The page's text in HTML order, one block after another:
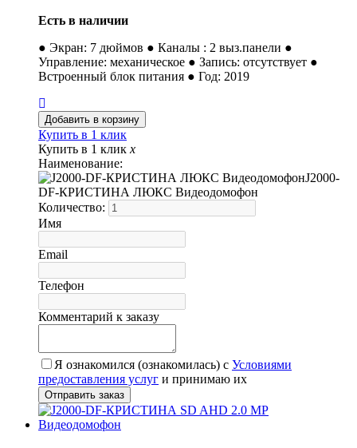
Есть в наличии
● Экран: 7 дюймов ● Каналы : 2 выз.панели ●
Управление: механическое ● Запись: отсутствует ●
Встроенный блок питания ● Год: 2019
Купить в 1 клик
Купить в 1 клик x
Наименование:
J2000-
DF-КРИСТИНА ЛЮКС Видеодомофон
Количество:
Имя
Email
Телефон
Комментарий к заказу
Я ознакомился (ознакомилась) с Условиями
предоставления услуг и принимаю их